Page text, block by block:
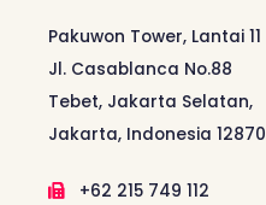
Pakuwon Tower, Lantai 11
Jl. Casablanca No.88
Tebet, Jakarta Selatan,
Jakarta, Indonesia 12870
+62 215 749 112